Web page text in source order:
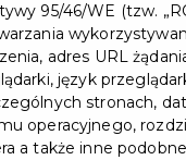
Mieszkańca
95/46/WE (tzw.
adres URL
język
stronach,
operacyjnego,
a także inne